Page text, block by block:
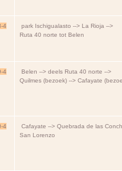
4
park Ischigualasto --> La Rioja -->
Ruta 40 norte tot Belen
4
Belen --> deels Ruta 40 norte -->
Quilmes (bezoek) --> Cafayate
4
Cafayate --> Quebrada de las
San Lorenzo